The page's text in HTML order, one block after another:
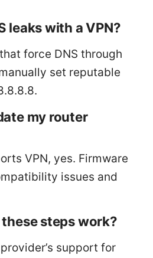
leaks with a VPN?
force DNS through
set reputable
my router
VPN, yes. Firmware
issues and
steps work?
support for